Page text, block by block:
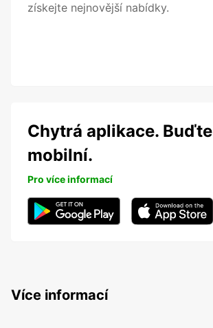
získejte nejnovější nabídky.
Chytrá aplikace. Buďte
mobilní.
Pro více informací
Více informací